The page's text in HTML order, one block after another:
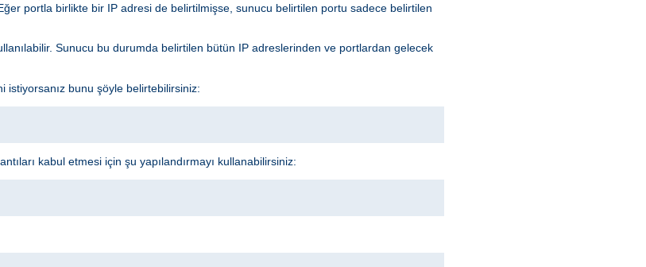
portla birlikte bir IP adresi de belirtilmişse, sunucu belirtilen portu sadece belirtilen
Sunucu bu durumda belirtilen bütün IP adreslerinden ve portlardan gelecek
bunu şöyle belirtebilirsiniz:
kabul etmesi için şu yapılandırmayı kullanabilirsiniz: